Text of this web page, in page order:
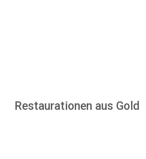
Restaurationen aus Gold